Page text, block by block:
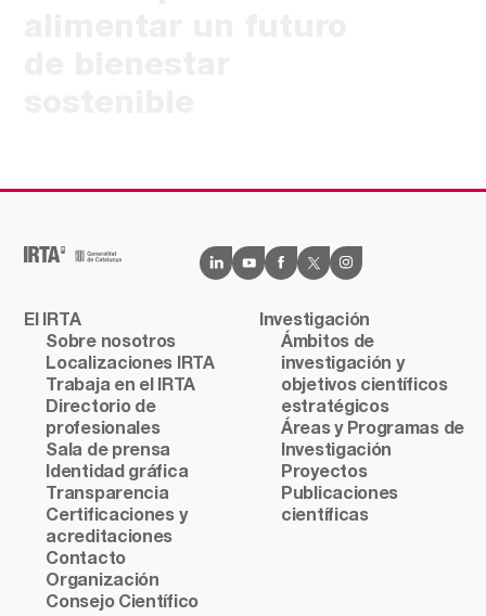
El IRTA
Sobre nosotros
Localizaciones IRTA
Trabaja en el IRTA
Directorio de
profesionales
Sala de prensa
Identidad gráfica
Transparencia
Certificaciones y
acreditaciones
Contacto
Organización
Consejo Científico
Investigación
Ámbitos de
investigación y
objetivos científicos
estratégicos
Áreas y Programas de
Investigación
Proyectos
Publicaciones
científicas